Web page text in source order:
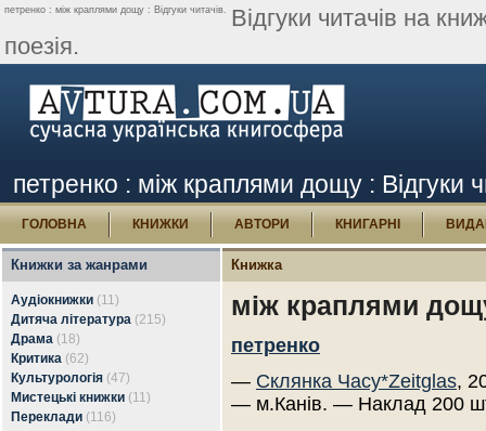
петренко : між краплями дощу : Відгуки читачів. Відгуки читачів на
поезія.
петренко : між краплями дощу : Відгуки
ГОЛОВНА КНИЖКИ АВТОРИ КНИГАРНІ
Книжки за жанрами
Аудіокнижки (11)
Дитяча література (215)
Драма (18)
Критика (62)
Культурологія (47)
Мистецькі книжки (11)
Переклади (116)
Книжка
між краплями
петренко
— Склянка Часу*Zeitglas,
— м.Канів. — Наклад 200